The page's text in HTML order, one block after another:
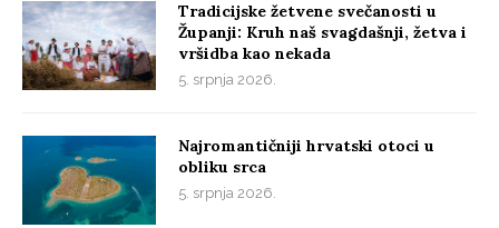
Tradicijske žetvene svečanosti u
Županji: Kruh naš svagdašnji, žetva i
vršidba kao nekada
5. srpnja 2026.
Najromantičniji hrvatski otoci u
obliku srca
5. srpnja 2026.